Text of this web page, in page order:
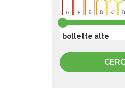
bollette alte